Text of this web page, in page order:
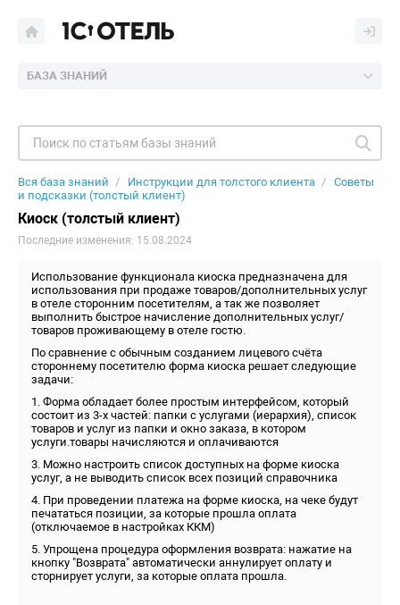
БАЗА ЗНАНИЙ
Вся база знаний Инструкции для толстого клиента
Советы
и подсказки (толстый клиент)
Киоск (толстый клиент)
Последние изменения: 15.08.2024
Использование функционала киоска предназначена для
использования при продаже товаров/дополнительных услуг
в отеле сторонним посетителям, а так же позволяет
выполнить быстрое начисление дополнительных услуг/
товаров проживающему в отеле гостю.
По сравнение с обычным созданием лицевого счёта
стороннему посетителю форма киоска решает следующие
задачи:
1. Форма обладает более простым интерфейсом, который
состоит из 3-х частей: папки с услугами (иерархия), список
товаров и услуг из папки и окно заказа, в котором
услуги.товары начисляются и оплачиваются
3. Можно настроить список доступных на форме киоска
услуг, а не выводить список всех позиций справочника
4. При проведении платежа на форме киоска, на чеке будут
печататься позиции, за которые прошла оплата
(отключаемое в настройках ККМ)
5. Упрощена процедура оформления возврата: нажатие на
кнопку "Возврата" автоматически аннулирует оплату и
сторнирует услуги, за которые оплата прошла.